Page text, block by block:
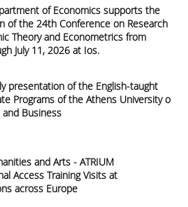
of Economics supports the
of the 24th Conference on Research
Theory and Econometrics from
July 11, 2026 at Ios.
presentation of the English-taught
Programs of the Athens University of
and Business
and Arts - ATRIUM
Access Training Visits at
across Europe